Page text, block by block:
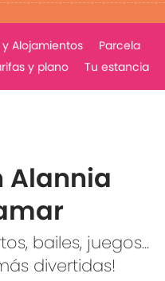
Alojamientos
Parcela
y plano Tu estancia
Alannia
bailes, juegos...
divertidas!